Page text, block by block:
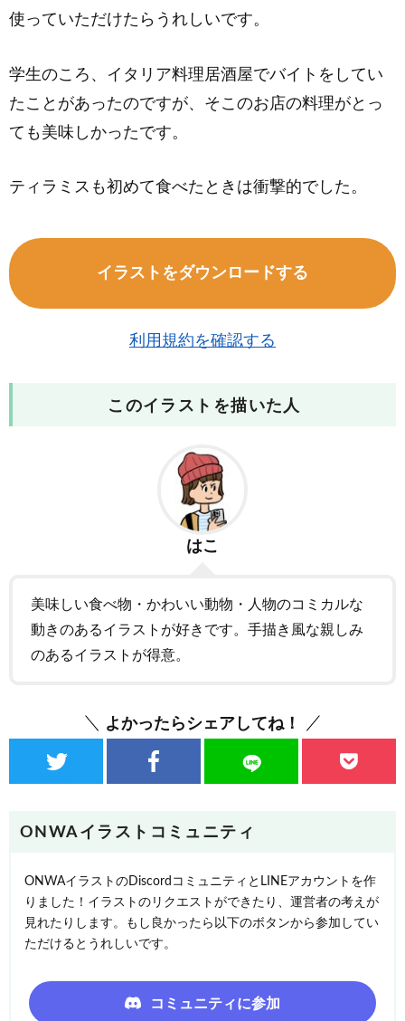
使っていただけたらうれしいです。
学生のころ、イタリア料理居酒屋でバイトをしてい
たことがあったのですが、そこのお店の料理がとっ
ても美味しかったです。
ティラミスも初めて食べたときは衝撃的でした。
イラストをダウンロードする
利用規約を確認する
このイラストを描いた人
はこ
美味しい食べ物・かわいい動物・人物のコミカルな
動きのあるイラストが好きです。手描き風な親しみ
のあるイラストが得意。
よかったらシェアしてね！
ONWAイラストコミュニティ
ONWAイラストのDiscordコミュニティとLINEアカウントを作
りました！イラストのリクエストができたり、運営者の考えが
見れたりします。もし良かったら以下のボタンから参加してい
ただけるとうれしいです。
コミュニティに参加